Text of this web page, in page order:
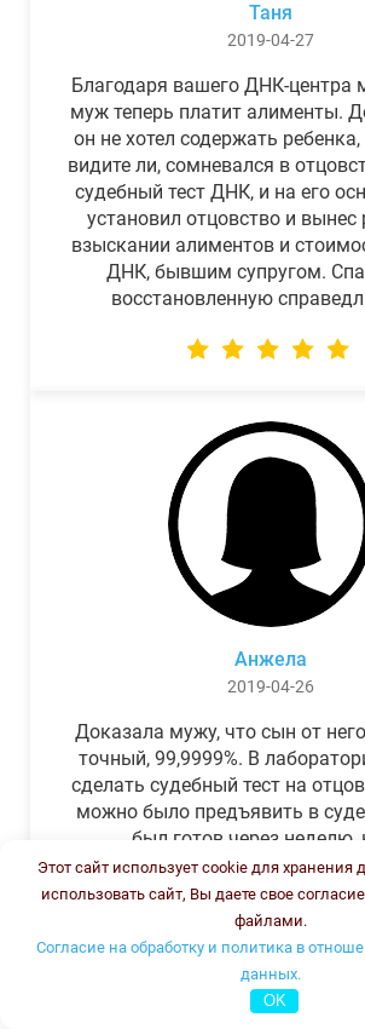
Таня
2019-04-27
Благодаря вашего ДНК-центра
муж теперь платит алименты.
он не хотел содержать
видите ли, сомневался в
судебный тест ДНК, и на его
установил отцовство и вынес
взыскании алиментов и
ДНК, бывшим супругом.
восстановленную
Анжела
2019-04-26
Доказала мужу, что сын от
точный, 99,9999%. В
сделать судебный тест на
можно было предъявить в
был готов через неделю,
обещали.Теперь муж бегает и
Этот сайт использует cookie для
использовать сайт, Вы даете свое
файлами.
Согласие на обработку и политика в
данных.
OK